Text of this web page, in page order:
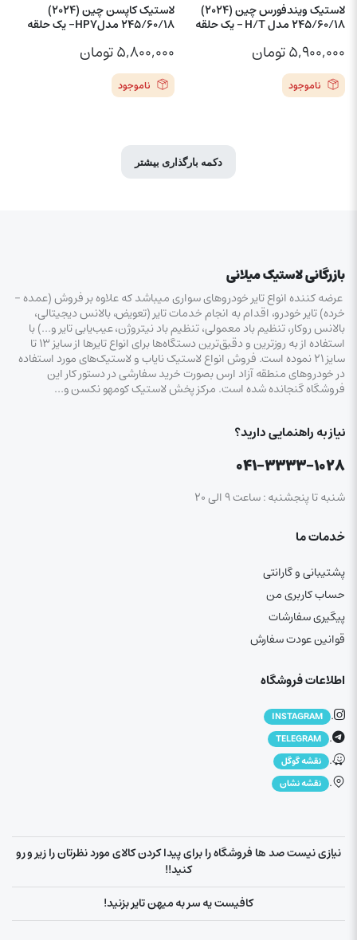
لاستیک ویندفورس چین (2024)
245/60/18 مدل H/T – یک حلقه
۵,۹۰۰,۰۰۰تومان
ناموجود
لاستیک کاپسن چین (2024)
245/60/18 مدلHP7- یک حلقه
۵,۸۰۰,۰۰۰تومان
ناموجود
دکمه بارگذاری بیشتر
بازرگانی لاستیک میلانی
عرضه کننده انواع تایر خودروهای سواری میباشد که علاوه بر فروش (عمده –
خرده‌) تایر خودرو، اقدام به انجام خدمات تایر (تعویض، بالانس دیجیتالی،
بالانس روکار، تنظیم باد معمولی، تنظیم باد نیتروژن، عیب‌یابی تایر و…) با
استفاده از به روزترین و دقیق‌ترین دستگاه‌ها برای انواع تایرها از سایز ۱۳ تا
سایز ۲۱ نموده است. فروش انواع لاستیک‌ نایاب و لاستیک‌های مورد استفاده
در خودروهای منطقه آزاد ارس بصورت خرید سفارشی در دستور کار این
فروشگاه گنجانده شده است. مرکز پخش لاستیک کومهو نکسن و…
نیاز به راهنمایی دارید؟
۰۴۱-۳۳۳۳-۱۰۲۸
شنبه تا پنجشنبه : ساعت ۹ الی ۲۰
خدمات ما
پشتیبانی و گارانتی
حساب کاربری من
پیگیری سفارشات
قوانین عودت سفارش
اطلاعات فروشگاه
.
INSTAGRAM
.
TELEGRAM
. نقشه گوگل
. نقشه نشان
نیازی نیست صد ها فروشگاه را برای پیدا کردن کالای مورد نظرتان را زیر و رو
کنید!!
کافیست یه سر به میهن تایر بزنید!